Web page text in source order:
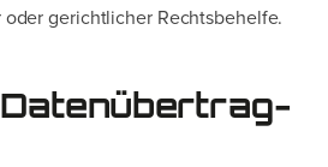
gerichtlicher Rechtsbehelfe.